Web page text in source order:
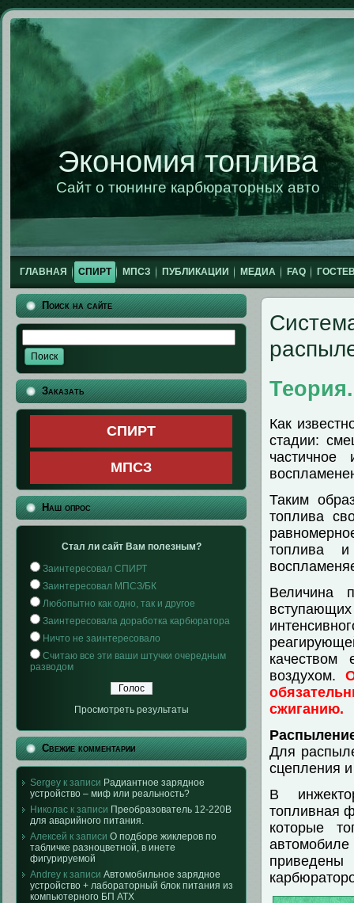
Экономия топлива
Сайт о тюнинге карбюраторных авто
ГЛАВНАЯ СПИРТ МПСЗ ПУБЛИКАЦИИ МЕДИА FAQ
Поиск на сайте
Заказать
СПИРТ
МПСЗ
Наш опрос
Стал ли сайт Вам полезным?
Заинтересовал СПИРТ
Заинтересовал МПСЗ/БК
Любопытно как одно, так и другое
Заинтересовала доработка карбюратора
Ничто не заинтересовало
Считаю все эти ваши штучки очередным
разводом
Просмотреть результаты
Свежие комментарии
Sergey к записи Радиантное зарядное
устройство – миф или реальность?
Николас к записи Преобразователь 12-220В
для аварийного питания.
Алексей к записи О подборе жиклеров по
табличке разноцветной, в инете
фигурируемой
Andrey к записи Автомобильное зарядное
устройство + лабораторный блок питания из
компьютерного БП АТХ
Теория.
Как
стадии:
Таким
топлива
топлива
Величина
воздухом.
сжиганию.
Для
сцепления
В
топливная
которые